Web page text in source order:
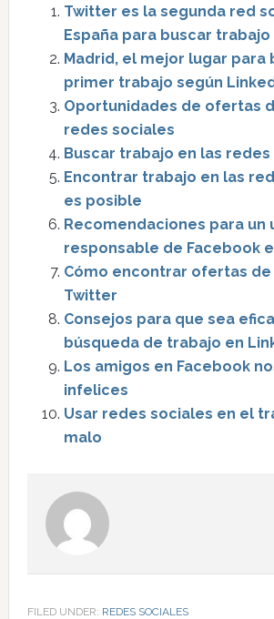
Twitter es la segunda red
España para buscar trabajo
Madrid, el mejor lugar para
primer trabajo según
Oportunidades de ofertas
redes sociales
Buscar trabajo en las
Encontrar trabajo en las
es posible
Recomendaciones para un
responsable de Facebook
Cómo encontrar ofertas
Twitter
Consejos para que sea
búsqueda de trabajo en
Los amigos en Facebook
infelices
Usar redes sociales en el
malo
FILED UNDER: REDES SOCIALES